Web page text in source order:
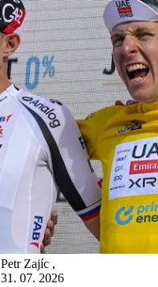
Petr Zajíc ,
31. 07. 2026